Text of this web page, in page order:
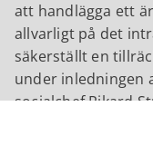
att handlägga ett
allvarligt på det
säkerställt en
under inledningen
socialchef Rikard
Utredningen visar